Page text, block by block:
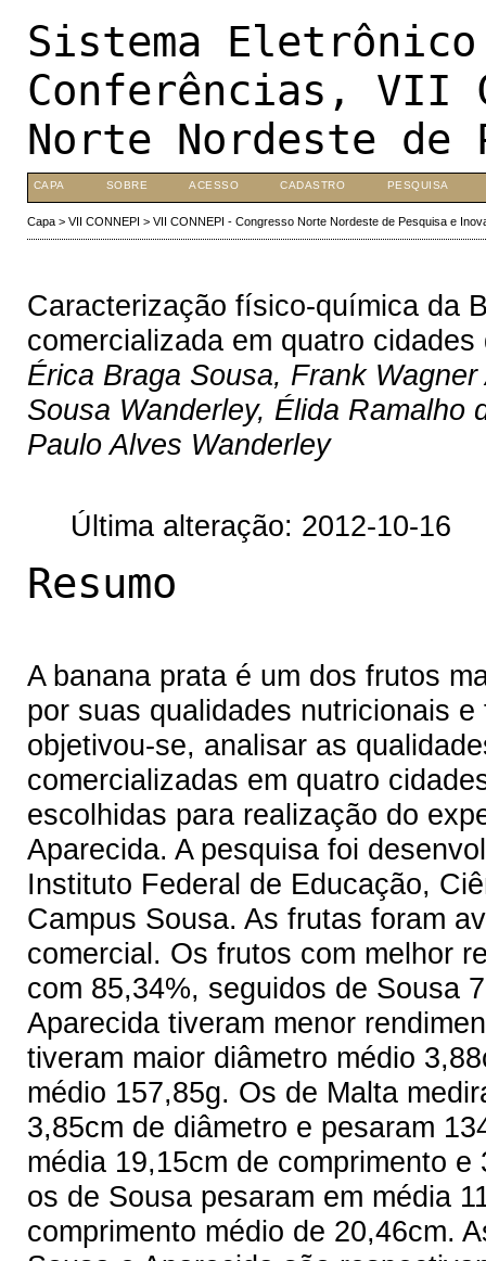
Sistema
Conferências, VII
Norte Nordeste de
CAPA SOBRE ACESSO CADASTRO PESQUISA
Capa> VII CONNEPI > VII CONNEPI - Congresso Norte Nordeste de Pesquisa e
Caracterização físico-química da
comercializada em quatro
Érica Braga Sousa, Frank
Sousa Wanderley, Élida Ramalho
Paulo Alves Wanderley
Última alteração: 2012-10-16
Resumo
A banana prata é um dos frutos
por suas qualidades nutricionais
objetivou-se, analisar as
comercializadas em quatro
escolhidas para realização do
Aparecida. A pesquisa foi
Instituto Federal de Educação,
Campus Sousa. As frutas foram
comercial. Os frutos com melhor
com 85,34%, seguidos de Sousa
Aparecida tiveram menor
tiveram maior diâmetro médio
médio 157,85g. Os de Malta
3,85cm de diâmetro e pesaram
média 19,15cm de comprimento
os de Sousa pesaram em média
comprimento médio de 20,46cm.